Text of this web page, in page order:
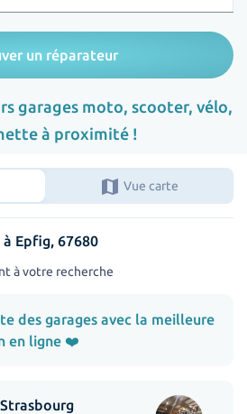
un réparateur
garages moto, scooter, vélo,
à proximité !
map Vue carte
Epfig, 67680
à votre recherche
des garages avec la meilleure
en ligne ❤️